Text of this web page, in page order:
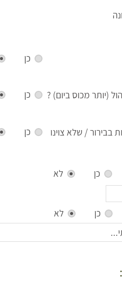
כן
כן (יותר מכוס ביום) ?
כן בבירור / שלא צוינו
כן לא
כן לא